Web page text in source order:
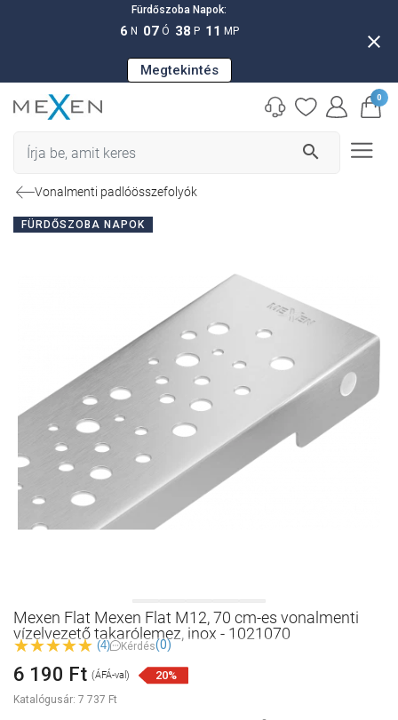
Fürdőszoba Napok:
6 N 07 Ó 38 P 10 MP
Megtekintés
close
search
0
Vonalmenti padlóösszefolyók
FÜRDŐSZOBA NAPOK
Mexen Flat Mexen Flat M12, 70 cm-es vonalmenti
vízelvezető takarólemez, inox - 1021070
(4) Kérdés(0)
Katalógusár: 7 737 Ft
6 190 Ft (ÁFÁ-val) 20%